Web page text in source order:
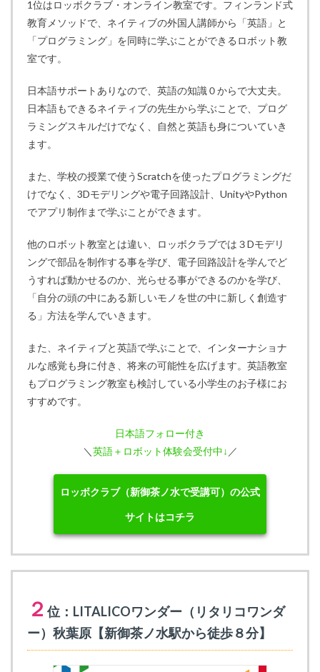
1位はロッボクラブ・オンライン教室です。フィンランド式
教育メソッドで、ネイティブの外国人講師から「英語」と
「プログラミング」を同時に学ぶことができるロボット教
室です。
日本語サポートありなので、英語の知識０からで大丈夫。
日本語もできるネイティブの先生から学ぶことで、プログ
ラミングスキルだけでなく、自然と英語も身についていき
ます。
また、学校の授業で使うScratchを使ったプログラミングだ
けでなく、3Dモデリングや電子回路設計、UnityやPython
でアプリ制作まで学ぶことができます。
他のロボット教室とは違い、ロッボクラブでは３Dモデリ
ングで部品を制作する事を学び、電子回路設計を学んでど
うすれば動かせるのか、光らせる事ができるのかを学び、
「自分の頭の中にある新しいモノを世の中に新しく創造す
る」方法を学んでいきます。
また、ネイティブと英語で学ぶことで、インターナショナ
ルな感覚も身に付き、将来の可能性を広げます。英語教室
もプログラミング教室も検討している小学生のお子様にお
すすめです。
日本語フォロー付き
＼ 英語＋ロボット体験会受付中↓ ／
ロッボクラブ（新御茶ノ水で受講可）の公式
サイトはコチラ
２ 位：LITALICOワンダー（リタリコワンダ
ー）秋葉原【新御茶ノ水駅から徒歩８分】